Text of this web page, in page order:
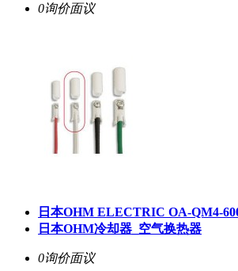
0询价面议
日本OHM ELECTRIC OA-QM4-
日本OHM冷却器_空气换热器
0询价面议